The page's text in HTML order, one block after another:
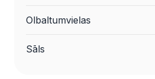
Olbaltumvielas
Sāls